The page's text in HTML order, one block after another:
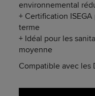
environnemental
+ Certification
terme
+ Idéal pour les
moyenne
Compatible avec les